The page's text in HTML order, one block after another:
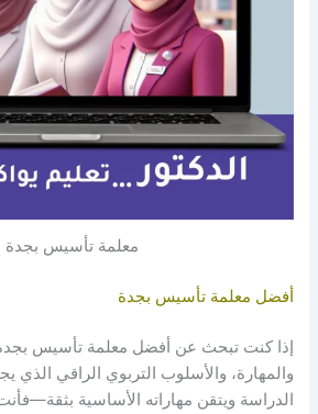
معلمة تأسيس بجدة
أفضل معلمة تأسيس بجدة
إذا كنت تبحث عن أفضل معلمة تأسيس بجدة
والمهارة، والأسلوب التربوي الراقي
الدراسة ويتقن مهاراته الأساسية